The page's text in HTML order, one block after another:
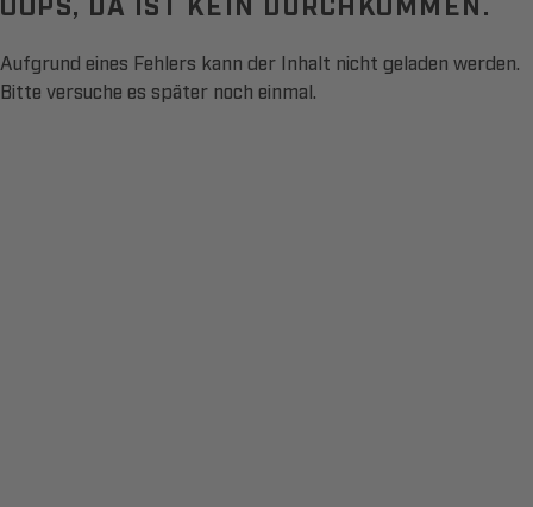
Aufgrund eines Fehlers kann der Inhalt nicht geladen werden.
Bitte versuche es später noch einmal.